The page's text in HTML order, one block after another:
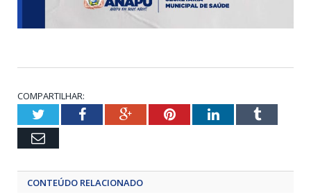
COMPARTILHAR:
TwitterFacebookGoogle+PinterestLinkedInTumblr
Email
CONTEÚDO RELACIONADO